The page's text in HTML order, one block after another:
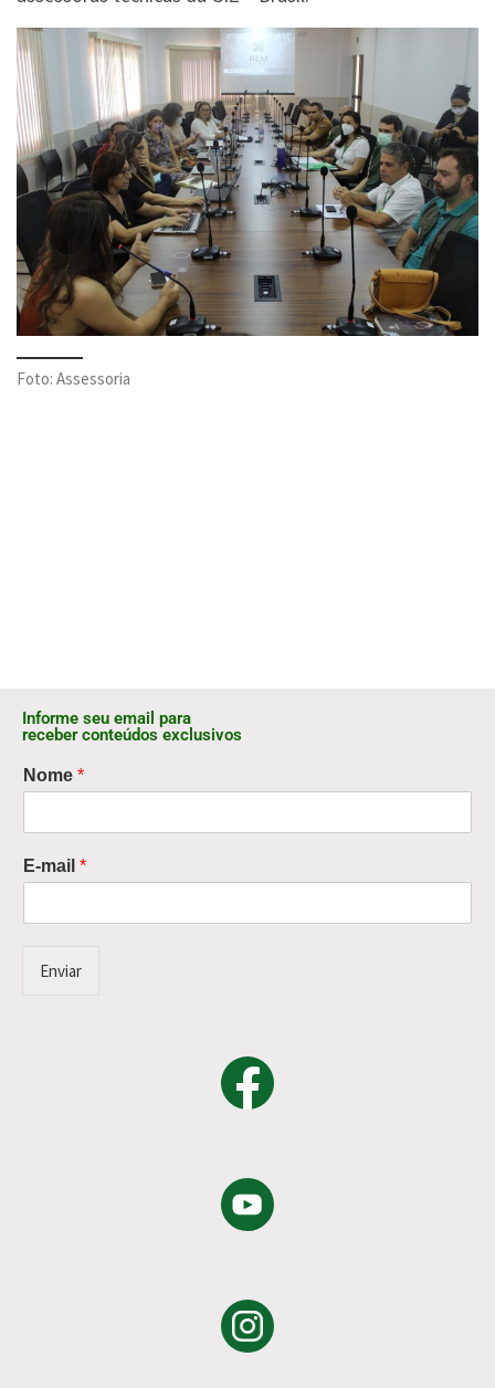
Foto: Assessoria
Informe seu email para
receber conteúdos exclusivos
Nome *
E-mail *
Enviar